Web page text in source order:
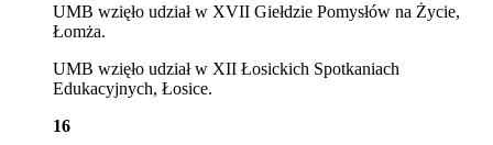
UMB wzięło udział w XVII Giełdzie Pomysłów na Życie,
Łomża.
UMB wzięło udział w XII Łosickich Spotkaniach
Edukacyjnych, Łosice.
16